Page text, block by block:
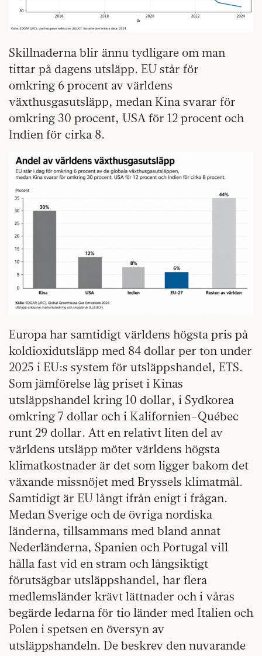
Skillnaderna blir ännu tydligare om man
tittar på dagens utsläpp. EU står för
omkring 6 procent av världens
växthusgasutsläpp, medan Kina svarar för
omkring 30 procent, USA för 12 procent och
Indien för cirka 8.
Europa har samtidigt världens högsta pris på
koldioxidutsläpp med 84 dollar per ton under
2025 i EU:s system för utsläppshandel, ETS.
Som jämförelse låg priset i Kinas
utsläppshandel kring 10 dollar, i Sydkorea
omkring 7 dollar och i Kalifornien–Québec
runt 29 dollar. Att en relativt liten del av
världens utsläpp möter världens högsta
klimatkostnader är det som ligger bakom det
växande missnöjet med Bryssels klimatmål.
Samtidigt är EU långt ifrån enigt i frågan.
Medan Sverige och de övriga nordiska
länderna, tillsammans med bland annat
Nederländerna, Spanien och Portugal vill
hålla fast vid en stram och långsiktigt
förutsägbar utsläppshandel, har flera
medlemsländer krävt lättnader och i våras
begärde ledarna för tio länder med Italien och
Polen i spetsen en översyn av
utsläppshandeln. De beskrev den nuvarande